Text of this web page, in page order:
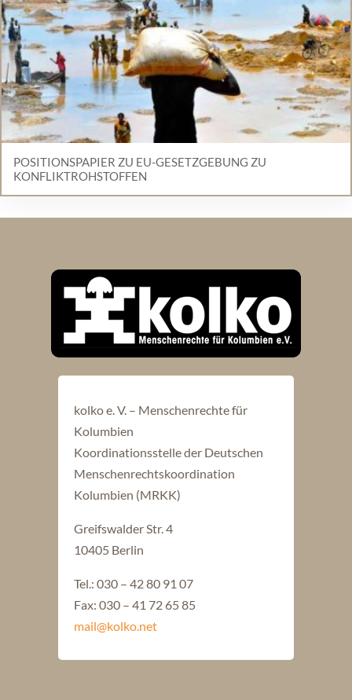
POSITIONSPAPIER ZU EU-GESETZGEBUNG ZU
KONFLIKTROHSTOFFEN
kolko e. V. – Menschenrechte für
Kolumbien
Koordinationsstelle der Deutschen
Menschenrechtskoordination
Kolumbien (MRKK)
Greifswalder Str. 4
10405 Berlin
Tel.: 030 – 42 80 91 07
Fax: 030 – 41 72 65 85
mail@kolko.net